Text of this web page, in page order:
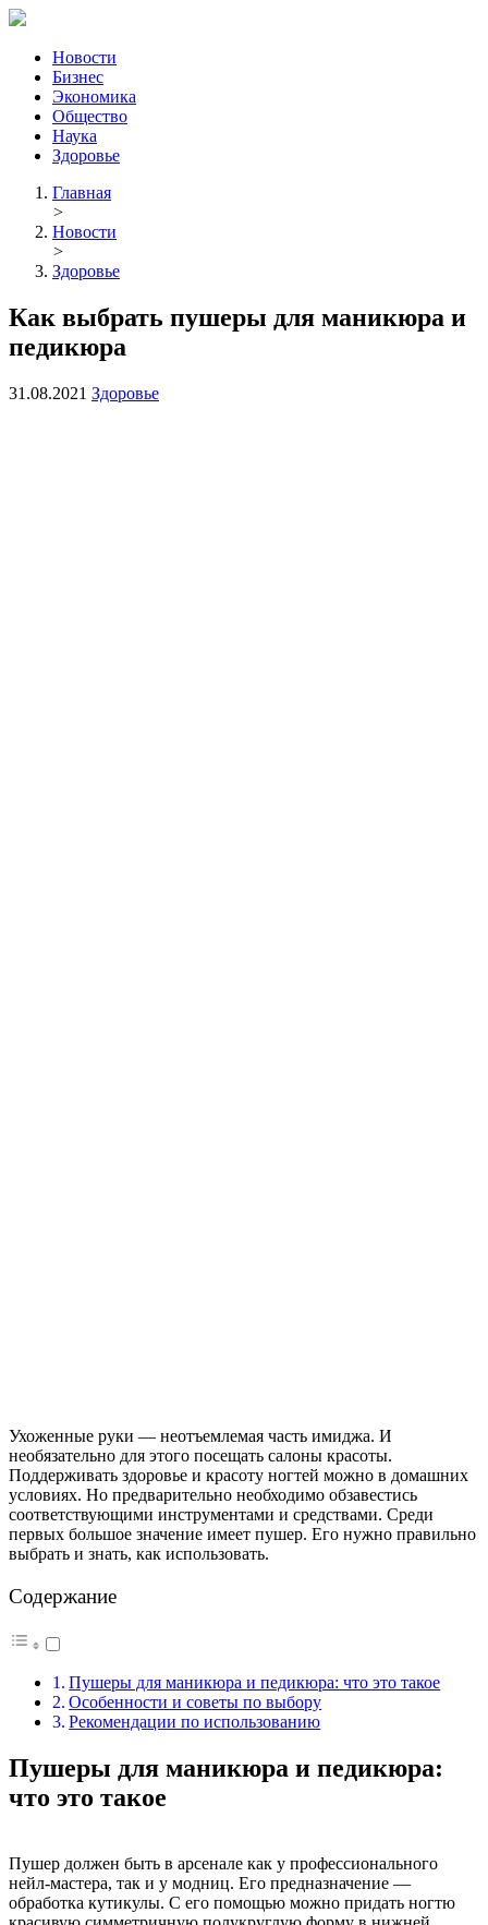
Новости
Бизнес
Экономика
Общество
Наука
Здоровье
Главная
>
Новости
>
Здоровье
Как выбрать пушеры для маникюра и
педикюра
31.08.2021 Здоровье
Ухоженные руки — неотъемлемая часть имиджа. И
необязательно для этого посещать салоны красоты.
Поддерживать здоровье и красоту ногтей можно в домашних
условиях. Но предварительно необходимо обзавестись
соответствующими инструментами и средствами. Среди
первых большое значение имеет пушер. Его нужно правильно
выбрать и знать, как использовать.
Содержание
Пушеры для маникюра и педикюра: что это такое
Особенности и советы по выбору
Рекомендации по использованию
Пушеры для маникюра и педикюра:
что это такое
Пушер должен быть в арсенале как у профессионального
нейл-мастера, так и у модниц. Его предназначение —
обработка кутикулы. С его помощью можно придать ногтю